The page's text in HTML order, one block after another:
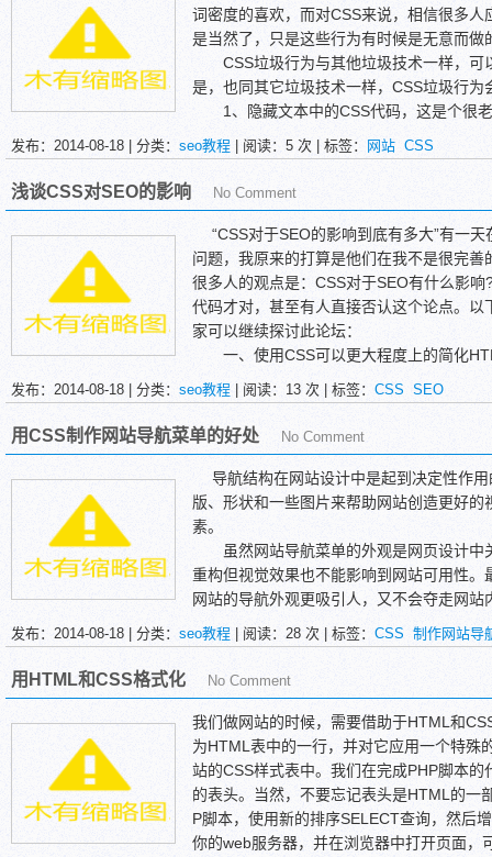
内容和样式的分离导致我们在重构页面
一个div元素重新定义其具体位置、样式就
几乎必须改变所有的内容注入渠道,实在是
各大blog程序了。就如现在我用的LBS系统
P、MT，都是采用div+css构架。
以往的Web开发程序员和页面设计者结
可进行各自擅长的程序控制和页面展示部
N" "http://www.w3.org/TR/xhtml1/DTD/
<html>
<head>
<title>CSS在线-示例</title>
<style type="text/css">
</style>
<p>
CSS在线nowrap。
CSS在线nowrap。
CSS在线nowrap。
CSS在线nowrap。
CSS在线nowrap。
CSS在线nowrap。
CSS在线
CSS在线
CSS在线
CSS在线</p>
</body>
</html>
词密度的喜欢，而对CSS来说，相信很多
是当然了，只是这些行为有时候是无意而
CSS垃圾行为与其他垃圾技术一样，可
是，也同其它垃圾技术一样，CSS垃圾行
1、隐藏文本中的CSS代码，这是个很老
SS代码，让某些关键词隐藏起来，访客看
键词的密度，提升排名，这种方法已经过
2、利用CSS某种样式，添加隐藏文字，
one”，或者将其显示位置超出屏幕范围，
键词，借此提高网站排名。
3、CSS没有外置，网站页面中出现大量
网页中，而网页中的CSS代码更是困扰着
中的正文，这种方法对网站排名的影响，可
黑帽方法下的CSS利用，虽然，这些元
察到网页中字句的存在，而对搜索引擎来
而对于无意而为之的CSS垃圾行为，那
现在网页中，让蜘蛛更快的访问到网站正
化效果，前提是确保优化中避免使用各类
术，网站迟早要被搜索引擎惩罚甚至被封
去做。
发布：2014-08-18 | 分类： seo教程 | 阅读： 5 次 | 标签： 网站 CSS
浅谈CSS对SEO的影响 No Comment
“CSS对于SEO的影响到底有多大”有一
问题，我原来的打算是他们在我不是很完
很多人的观点是：CSS对于SEO有什么影
代码才对，甚至有人直接否认这个论点。
家可以继续探讨此论坛：
一、使用CSS可以更大程度上的简化
众所周知，SEO的最基本最核心的地方
化，二是：高度的用户体验。而大家也都
点是毋庸置疑的，但是仅仅通过HTML去给
要使用最精简的HTML就必须使用CSS辅助
CSS来控制HTML使代码更加简化，更加
重构，是在不改变事物外部表现的情况下
在HTML代码中使用了大量的class、ID，
况下通过去改变CSS去重构，势必会是一
即使用CSS可以更大程度上的简化HTML代
二、使用精简的CSS来提高网站的用户
网站，势必会有很高的粘度，间接的已经
三、在SEO方面的考虑
众所周知，几年前国内的SEO作弊的手
和背景颜色相同的颜色，以欺骗用户，欺
那么傻瓜了，他们有他们的技术可以识别
内。我们不难猜测，CSS也在间接的影响着
以上，我想大家已经在实际的代码编写
发布：2014-08-18 | 分类： seo教程 | 阅读： 13 次 | 标签： CSS SEO
用CSS制作网站导航菜单的好处 No Comment
导航结构在网站设计中是起到决定性作
版、形状和一些图片来帮助网站创造更好
素。
虽然网站导航菜单的外观是网页设计中
重构但视觉效果也不能影响到网站可用性
网站的导航外观更吸引人，又不会夺走网站
不幸的是，目前还有很多网站在使用过
大打折扣。如果导航菜单过分的依赖图片
浏览器设置关闭读取网页图片功能。但是
单才能提高访问性及网站可用性。
现在网页教学网归纳一下CSS导航菜单
1.减少代码量
结合CSS和XHTML来制作导航菜单会比
更加节省代码(CSS可以结合一些图片来制
的导航代码量也要多很多)。策龙重构代码
名，而且读取速度会快很多。
发布：2014-08-18 | 分类： seo教程 | 阅读： 28 次 | 标签： CSS 制作网站导
用HTML和CSS格式化 No Comment
我们做网站的时候，需要借助于HTML和
为HTML表中的一行，并对它应用一个特殊
站的CSS样式表中。我们在完成PHP脚本
的表头。当然，不要忘记表头是HTML的一
P脚本，使用新的排序SELECT查询，然后
你的web服务器，并在浏览器中打开页面，